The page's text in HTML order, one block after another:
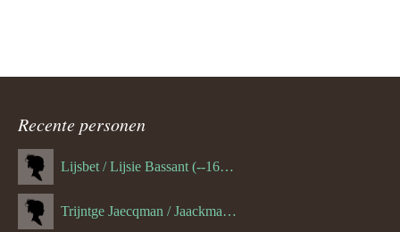
Recente personen
Lijsbet / Lijsie Bassant (--1687)
Trijntge Jaecqman / Jaackman (--1651)